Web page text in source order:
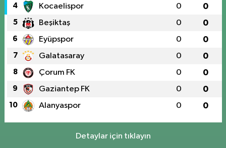
4 Kocaelispor 0 0
5 Beşiktaş 0 0
6 Eyüpspor 0 0
7 Galatasaray 0 0
8 Çorum FK 0 0
9 Gaziantep FK 0 0
10 Alanyaspor 0 0
Detaylar için tıklayın